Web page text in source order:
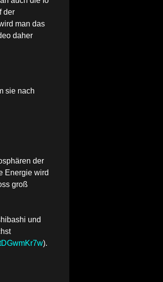
der
man das
daher
sie nach
der
Energie wird
groß
und
).